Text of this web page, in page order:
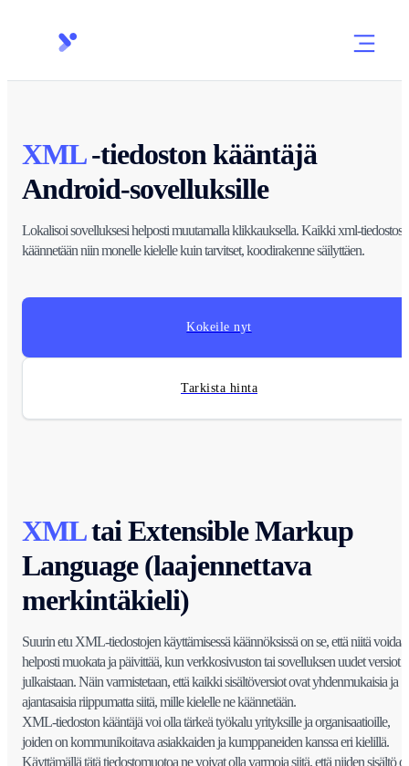
XML-tiedoston kääntäjä
Android-sovelluksille
Lokalisoi sovelluksesi helposti muutamalla klikkauksella. Kaikki xml-tiedostosi
käännetään niin monelle kielelle kuin tarvitset, koodirakenne säilyttäen.
Kokeile nyt
Tarkista hinta
XMLtai Extensible Markup
Language (laajennettava
merkintäkieli)
Suurin etu XML-tiedostojen käyttämisessä käännöksissä on se, että niitä
helposti muokata ja päivittää, kun verkkosivuston tai sovelluksen uudet versiot
julkaistaan. Näin varmistetaan, että kaikki sisältöversiot ovat yhdenmukaisia ja
ajantasaisia riippumatta siitä, mille kielelle ne käännetään.
XML-tiedoston kääntäjä voi olla tärkeä työkalu yrityksille ja organisaatioille,
joiden on kommunikoitava asiakkaiden ja kumppaneiden kanssa eri kielillä.
Käyttämällä tätä tiedostomuotoa ne voivat olla varmoja siitä, että niiden sisältö